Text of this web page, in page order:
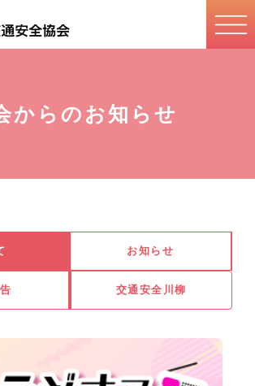
からのお知らせ
お知らせ
交通安全川柳